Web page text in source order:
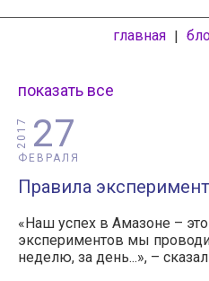
главная |
показать все
27
ФЕВРАЛЯ
2017
Правила
«Наш успех в Амазоне –
экспериментов мы
неделю, за день...», –